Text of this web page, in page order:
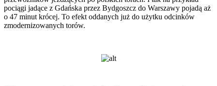
pociągi jadące z Gdańska przez Bydgoszcz do Warszawy pojadą aż
o 47 minut krócej. To efekt oddanych już do użytku odcinków
zmodernizowanych torów.